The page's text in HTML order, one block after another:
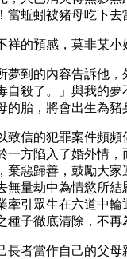
蚯蚓被豬母吃下去
的預感，莫非某小
到的內容告訴他
殺了。」與我的
胎，將會出生為豬
致信的犯罪案件頻
方陷入了婚外情
惡歸善，鼓勵大
量劫中為情慾所
引眾生在六道中
子徹底清除，不再
者當作自己的父